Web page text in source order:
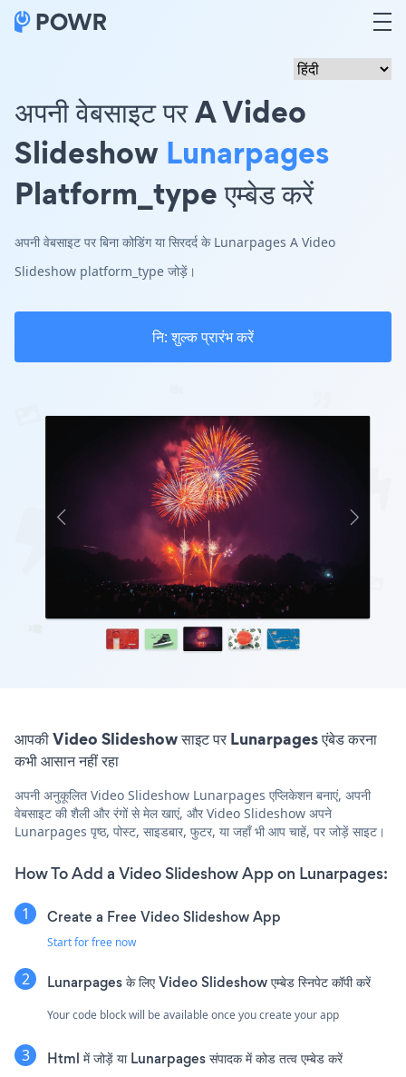
अपनी वेबसाइट पर A Video
Slideshow Lunarpages
Platform_type एम्बेड करें
अपनी वेबसाइट पर बिना कोडिंग या सिरदर्द के Lunarpages A Video
Slideshow platform_type जोड़ें।
नि: शुल्क प्रारंभ करें
आपकी Video Slideshow साइट पर Lunarpages एंबेड करना
कभी आसान नहीं रहा
अपनी अनुकूलित Video Slideshow Lunarpages एप्लिकेशन बनाएं, अपनी
वेबसाइट की शैली और रंगों से मेल खाएं, और Video Slideshow अपने
Lunarpages पृष्ठ, पोस्ट, साइडबार, फुटर, या जहाँ भी आप चाहें, पर जोड़ें साइट।
How To Add a Video Slideshow App on Lunarpages:
Create a Free Video Slideshow App
Start for free now
Lunarpages के लिए Video Slideshow एम्बेड स्निपेट कॉपी करें
Your code block will be available once you create your app
Html में जोड़ें या Lunarpages संपादक में कोड तत्व एम्बेड करें